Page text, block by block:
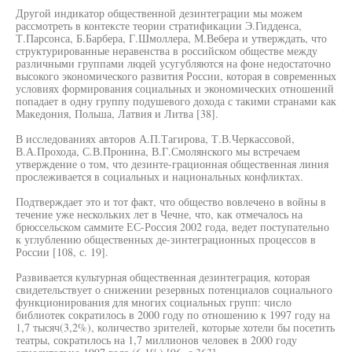
Другой индикатор общественной дезинтеграции мы можем
рассмотреть в контексте теории стратификации Э.Гидденса,
Т.Парсонса, Б.Барбера, Г.Шмоллера, М.Вебера и утверждать, что
структурированные неравенства в российском обществе между
различными группами людей усугубляются на фоне недостаточно
высокого экономического развития России, которая в современных
условиях формирования социальных и экономических отношений
попадает в одну группу подушевого дохода с такими странами как
Македония, Польша, Латвия и Литва [38].
В исследованиях авторов А.П.Тагирова, Т.В.Черкассовой,
В.А.Прохода, С.В.Пронина, В.Г.Смолянского мы встречаем
утверждение о том, что дезинте-грационная общественная линия
прослеживается в социальных и национальных конфликтах.
Подтверждает это и тот факт, что общество вовлечено в войны в
течение уже нескольких лет в Чечне, что, как отмечалось на
брюссельском саммите ЕС-Россия 2002 года, ведет поступательно
к углублению общественных де-зинтеграционных процессов в
России [108, с. 19].
Развивается культурная общественная дезинтеграция, которая
свидетельствует о снижении резервных потенциалов социального
функционирования для многих социальных групп: число
библиотек сократилось в 2000 году по отношению к 1997 году на
1,7 тысяч(3,2%), количество зрителей, которые хотели бы посетить
театры, сократилось на 1,7 миллионов человек в 2000 году